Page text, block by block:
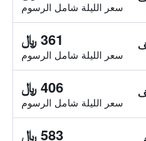
سعر الليلة شامل الرسوم
361 ﷼
سعر الليلة شامل الرسوم
406 ﷼
سعر الليلة شامل الرسوم
583 ﷼